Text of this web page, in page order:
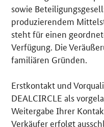
sowie
produzierendem
steht für einen
Verfügung. Die
familiären Gründen.
Erstkontakt und
DEALCIRCLE als
Weitergabe Ihrer
Verkäufer erfolgt